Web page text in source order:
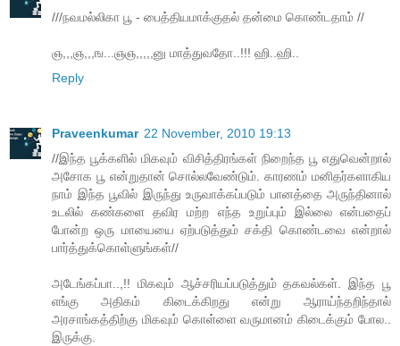
///நவமல்லிகா பூ - பைத்தியமாக்குதல் தன்மை கொண்டதாம் //
ஞ,,,ஞ,,,ங...ஞஞ,,,,,னு மாத்துவதோ..!!! ஹி..ஹி..
Reply
Praveenkumar 22 November, 2010 19:13
//இந்த பூக்களில் மிகவும் விசித்திரங்கள் நிறைந்த பூ எதுவென்றால்
அசோக பூ என்றுதான் சொல்லவேண்டும். காரணம் மனிதர்களாகிய
நாம் இந்த பூவில் இருந்து உருவாக்கப்படும் பானத்தை அருந்தினால்
உடலில் கண்களை தவிர மற்ற எந்த உறுப்பும் இல்லை என்பதைப்
போன்ற ஒரு மாயையை ஏற்படுத்தும் சக்தி கொண்டவை என்றால்
பார்த்துக்கொள்ளுங்கள்//
அடேங்கப்பா..,!! மிகவும் ஆச்சரியப்படுத்தும் தகவல்கள். இந்த பூ
எங்கு அதிகம் கிடைக்கிறது என்று ஆராய்ந்தறிந்தால்
அரசாங்கத்திற்கு மிகவும் கொள்ளை வருமானம் கிடைக்கும் போல..
இருக்கு.